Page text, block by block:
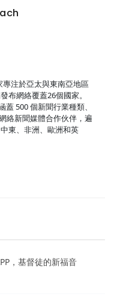
注於亞太與東南亞地區
布網絡覆蓋26個國家。
500 個新聞行業種類、
絡新聞媒體合作伙伴，遍
東、非洲、歐洲和英
，基督徒的新福音